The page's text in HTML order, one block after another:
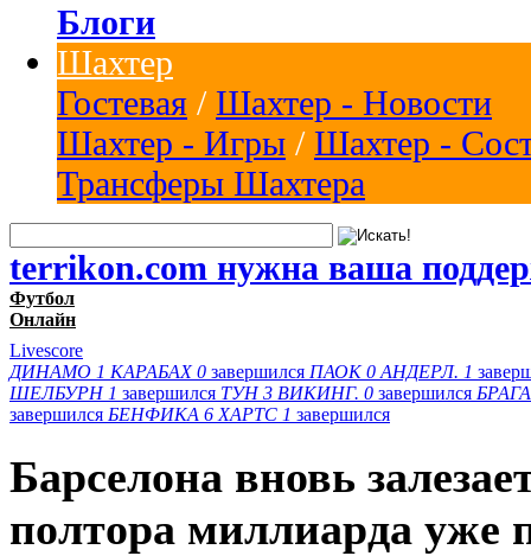
Блоги
Шахтер
Гостевая / Шахтер - Новости
Шахтер - Игры / Шахтер -
Трансферы Шахтера
terrikon.com нужна ваша
Футбол
Онлайн
Livescore
ДИНАМО 1 КАРАБАХ 0 завершился ПАОК 0 АНДЕРЛ. 1
ШЕЛБУРН 1 завершился ТУН 3 ВИКИНГ. 0 завершился БРАГА
завершился БЕНФИКА 6 ХАРТС 1 завершился
Барселона вновь
полтора миллиарда уже